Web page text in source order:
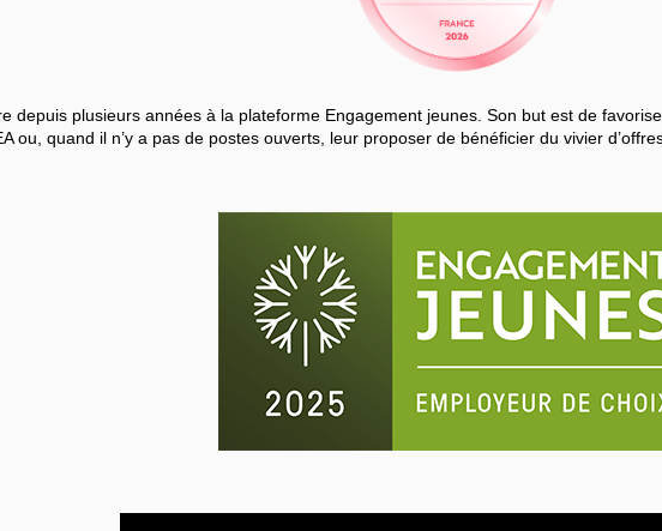
depuis plusieurs années à la plateforme Engagement jeunes. Son but est de
ou, quand il n’y a pas de postes ouverts, leur proposer de bénéficier du vivier